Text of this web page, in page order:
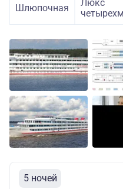
Шлюпочная
Люкс
5 ночей